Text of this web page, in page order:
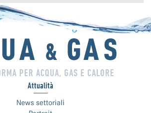
PER ACQUA, GAS E CALORE
Attualità
News settoriali